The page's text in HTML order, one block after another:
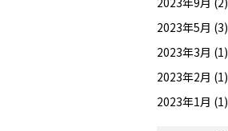
2023年5月 (3)
2023年3月 (1)
2023年2月 (1)
2023年1月 (1)